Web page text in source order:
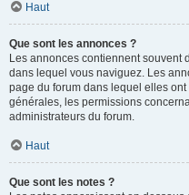
Haut
Que sont les annonces ?
Les annonces contiennent souvent
dans lequel vous naviguez. Les
page du forum dans lequel elles
générales, les permissions
administrateurs du forum.
Haut
Que sont les notes ?